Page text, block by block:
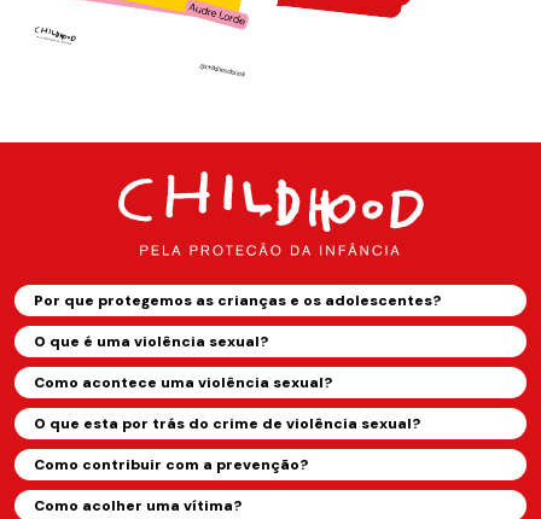
Por que protegemos as crianças e os adolescentes?
O que é uma violência sexual?
Como acontece uma violência sexual?
O que esta por trás do crime de violência sexual?
Como contribuir com a prevenção?
Como acolher uma vítima?